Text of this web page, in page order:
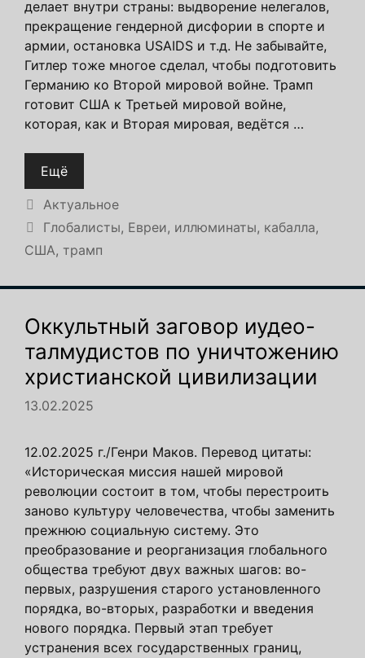
делает внутри страны: выдворение нелегалов,
прекращение гендерной дисфории в спорте и
армии, остановка USAIDS и т.д. Не забывайте,
Гитлер тоже многое сделал, чтобы подготовить
Германию ко Второй мировой войне. Трамп
готовит США к Третьей мировой войне,
которая, как и Вторая мировая, ведётся …
Ещё
Рубрики
Актуальное
Метки
Глобалисты, Евреи, иллюминаты, кабалла,
США, трамп
Оккультный заговор иудео-
талмудистов по уничтожению
христианской цивилизации
13.02.2025
12.02.2025 г./Генри Маков. Перевод цитаты:
«Историческая миссия нашей мировой
революции состоит в том, чтобы перестроить
заново культуру человечества, чтобы заменить
прежнюю социальную систему. Это
преобразование и реорганизация глобального
общества требуют двух важных шагов: во-
первых, разрушения старого установленного
порядка, во-вторых, разработки и введения
нового порядка. Первый этап требует
устранения всех государственных границ,